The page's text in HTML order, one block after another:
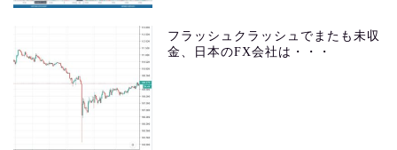
フラッシュクラッシュでまたも未収
金、日本のFX会社は・・・